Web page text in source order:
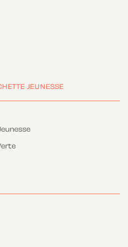
JEUNESSE